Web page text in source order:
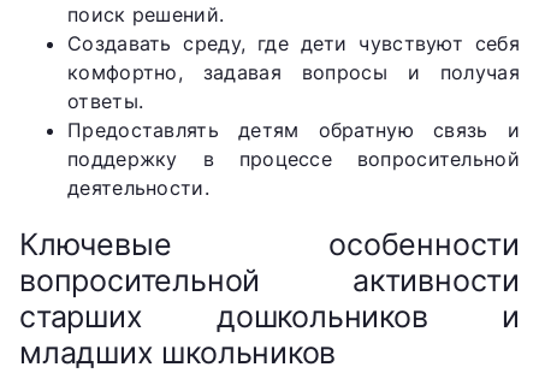
поиск решений.
Создавать среду, где дети чувствуют себя
комфортно, задавая вопросы и получая
ответы.
Предоставлять детям обратную связь и
поддержку в процессе вопросительной
деятельности.
Ключевые особенности
вопросительной активности
старших дошкольников и
младших школьников